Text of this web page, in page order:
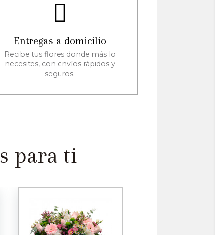
Entregas a domicilio
Recibe tus flores donde más lo
necesites, con envíos rápidos y
seguros.
para ti